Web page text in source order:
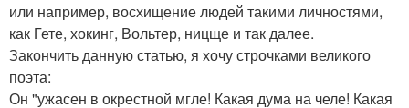
или например, восхищение людей такими личностями,
как Гете, хокинг, Вольтер, ницще и так далее.
Закончить данную статью, я хочу строчками великого
поэта:
Он "ужасен в окрестной мгле! Какая дума на челе! Какая